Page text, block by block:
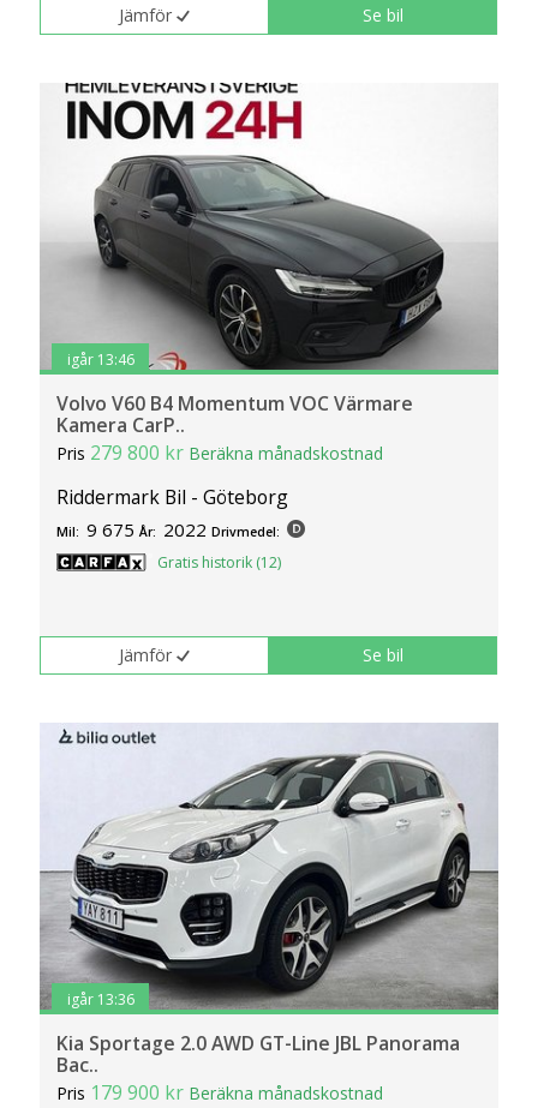
Jämför Se bil
igår 13:46
Volvo V60 B4 Momentum VOC Värmare
Kamera CarP..
Pris 279 800 kr Beräkna månadskostnad
Riddermark Bil - Göteborg
Mil: 9 675 År: 2022 Drivmedel:
Gratis historik (12)
Jämför Se bil
igår 13:36
Kia Sportage 2.0 AWD GT-Line JBL Panorama
Bac..
Pris 179 900 kr Beräkna månadskostnad